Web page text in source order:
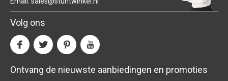
Volg ons
Ontvang de nieuwste aanbiedingen en promoties